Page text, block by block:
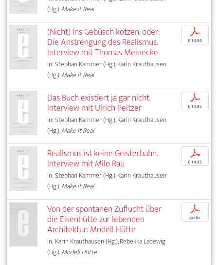
(Hg.),Make it Real
(Nicht) Ins Gebüsch kotzen, oder:
Die Anstrengung des Realismus.
Interview mit Thomas Meinecke
In: Stephan Kammer (Hg.), Karin Krauthausen
(Hg.),Make it Real
p
€ 14,95
Das Buch existiert ja gar nicht.
Interview mit Ulrich Peltzer
In: Stephan Kammer (Hg.), Karin Krauthausen
(Hg.),Make it Real
p
€ 14,95
Realismus ist keine Geisterbahn.
Interview mit Milo Rau
In: Stephan Kammer (Hg.), Karin Krauthausen
(Hg.),Make it Real
p
€ 14,95
Von der spontanen Zuflucht über
die Eisenhütte zur lebenden
Architektur: Modell Hütte
In: Karin Krauthausen (Hg.), Rebekka Ladewig
(Hg.),Modell Hütte
p
gratis